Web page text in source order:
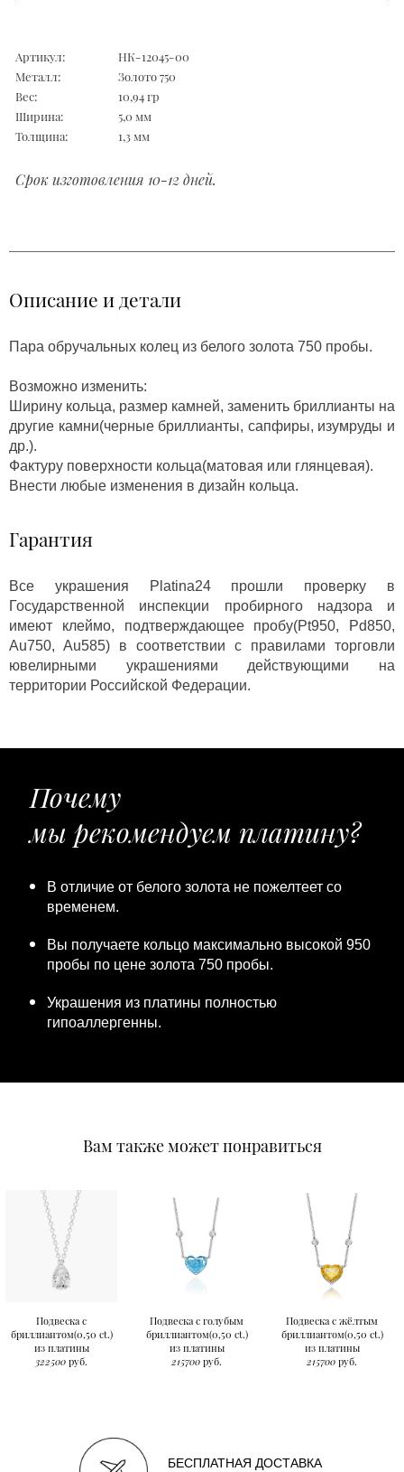
Артикул:
НК-12045-00
Металл:
Золото 750
Вес:
10,94 гр
Ширина:
5,0 мм
Толщина:
1,3 мм
Срок изготовления 10-12 дней.
Описание и детали
Пара обручальных колец из белого золота 750 пробы.
Возможно изменить:
Ширину кольца, размер камней, заменить бриллианты на
другие камни(черные бриллианты, сапфиры, изумруды и
др.).
Фактуру поверхности кольца(матовая или глянцевая).
Внести любые изменения в дизайн кольца.
Гарантия
Все украшения Platina24 прошли проверку в
Государственной инспекции пробирного надзора и
имеют клеймо, подтверждающее пробу(Pt950, Pd850,
Au750, Au585) в соответствии с правилами торговли
ювелирными украшениями действующими на
территории Российской Федерации.
Почему
мы рекомендуем платину?
В отличие от белого золота не пожелтеет со
временем.
Вы получаете кольцо максимально высокой 950
пробы по цене золота 750 пробы.
Украшения из платины полностью
гипоаллергенны.
Вам также может понравиться
Подвеска с
бриллиантом(0,50 ct.)
из платины
322500 руб.
Подвеска с голубым
бриллиантом(0,50 ct.)
из платины
215700 руб.
Подвеска с жёлтым
бриллиантом(0,50 ct.)
из платины
215700 руб.
БЕСПЛАТНАЯ ДОСТАВКА